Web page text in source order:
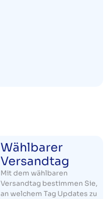
Wählbarer
Versandtag
Mit dem wählbaren
Versandtag bestimmen Sie,
an welchem Tag Updates zu